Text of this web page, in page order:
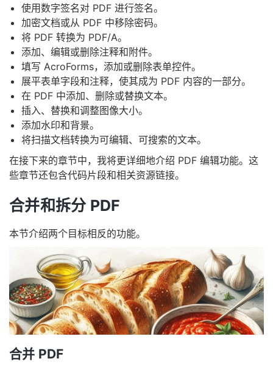
使用数字签名对 PDF 进行签名。
加密文档或从 PDF 中移除密码。
将 PDF 转换为 PDF/A。
添加、编辑或删除注释和附件。
填写 AcroForms，添加或删除表单控件。
展平表单字段和注释，使其成为 PDF 内容的一部分。
在 PDF 中添加、删除或替换文本。
插入、替换和调整图像大小。
添加水印和背景。
将扫描文档转换为可编辑、可搜索的文本。
在接下来的章节中，我将更详细地介绍 PDF 编辑功能。这
些章节还包含代码片段和相关资源链接。
合并和拆分 PDF
本节介绍两个目标相反的功能。
合并 PDF